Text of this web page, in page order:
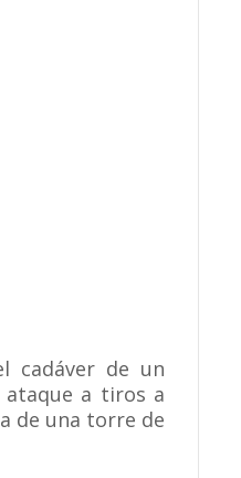
cadáver de un
ataque a tiros a
de una torre de